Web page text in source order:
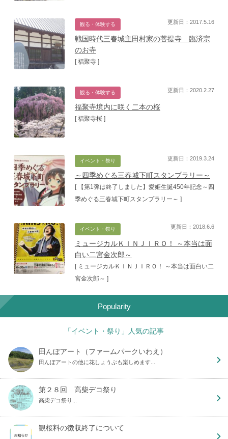
観る・体験する
戦国時代三春城主田村家の菩提寺 臨済宗
のお寺
[ 福聚寺 ]
更新日：2017.5.16
観る・体験する
福聚寺境内に咲く二本の桜
[ 福聚寺桜 ]
更新日：2020.2.27
イベント・祭り
～四季めぐる三春城下町スタンプラリー～
[ 【第1弾は終了しました】愛姫生誕450年記念～四
季めぐる三春城下町スタンプラリー～ ]
更新日：2019.3.24
イベント・祭り
ミュージカルＫＩＮＪＩＲＯ！ ～本当は面
白い二宮金次郎～
[ ミュージカルＫＩＮＪＩＲＯ！ ～本当は面白い二
宮金次郎～ ]
更新日：2018.6.6
Popularity
「イベント・祭り」人気の記事
田んぼアート（ファームパークいわえ）
田んぼアートの他に花しょうぶも楽しめます...
第２８回 高柴デコ祭り
高柴デコ祭り...
観桜料の徴収終了について